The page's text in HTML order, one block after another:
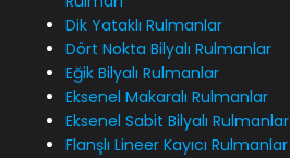
Dik Yataklı Rulmanlar
Dört Nokta Bilyalı Rulmanlar
Eğik Bilyalı Rulmanlar
Eksenel Makaralı Rulmanlar
Eksenel Sabit Bilyalı Rulmanlar
Flanşlı Lineer Kayıcı Rulmanlar